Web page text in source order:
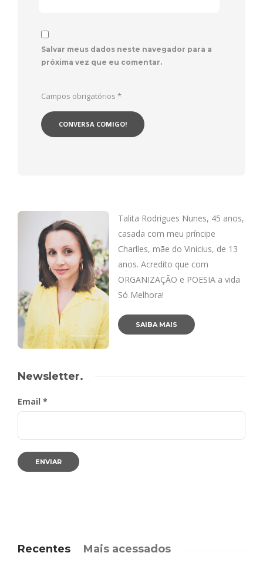
Salvar meus dados neste navegador para a
próxima vez que eu comentar.
Campos obrigatórios *
Talita Rodrigues Nunes, 45 anos,
casada com meu príncipe
Charlles, mãe do Vinicius, de 13
anos. Acredito que com
ORGANIZAÇÃO e POESIA a vida
Só Melhora!
SAIBA MAIS
Newsletter.
Email *
Recentes Mais acessados